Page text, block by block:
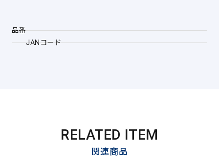
品番
JANコード
RELATED ITEM
関連商品